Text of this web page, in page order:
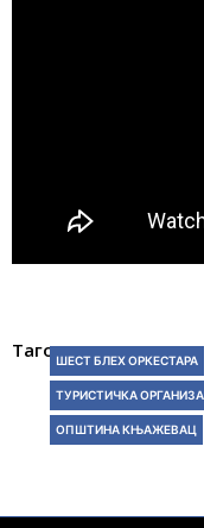
Тагови:ШЕСТ БЛЕХ ОРКЕСТАРА
ТУРИСТИЧКА
ОПШТИНА КЊАЖЕВАЦ